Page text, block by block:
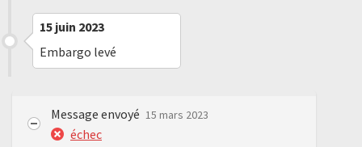
15 juin 2023
Embargo levé
Message envoyé 15 mars 2023
échec